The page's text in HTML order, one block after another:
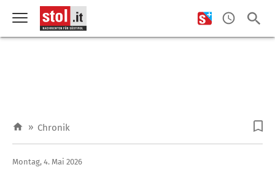
» Chronik
Montag, 4. Mai 2026